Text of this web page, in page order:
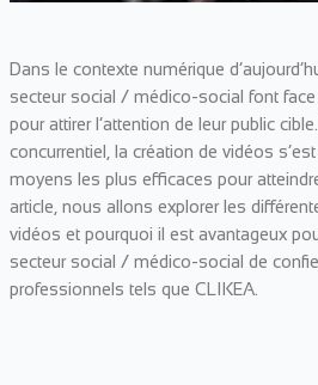
Dans le contexte numérique
secteur social / médico-social font face
pour attirer l’attention de leur public
concurrentiel, la création de vidéos
moyens les plus efficaces pour
article, nous allons explorer les
vidéos et pourquoi il est avantageux
secteur social / médico-social de
professionnels tels que CLIKEA.